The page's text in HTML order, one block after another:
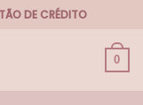
DE CRÉDITO
0